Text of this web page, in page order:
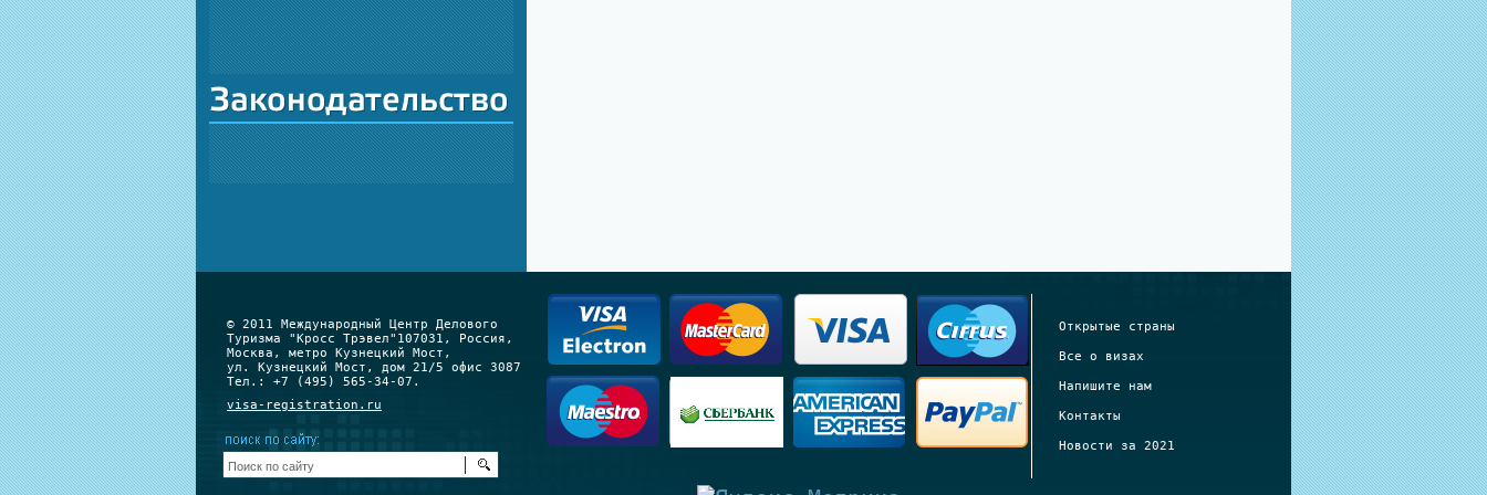
© 2011 Международный Центр Делового
Туризма "Кросс Трэвел"107031, Россия,
Москва, метро Кузнецкий Мост,
ул. Кузнецкий Мост, дом 21/5 офис 3087
Тел.: +7 (495) 565-34-07.
visa-registration.ru
Открытые страны
Все о визах
Напишите нам
Контакты
Новости за 2021